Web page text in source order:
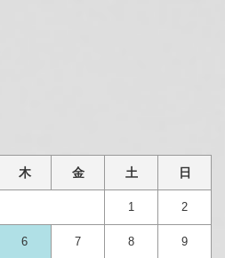
木 金 土 日
1 2
6 7 8 9